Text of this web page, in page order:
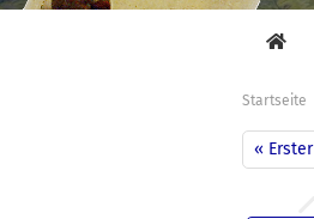
Startseite
« Erster